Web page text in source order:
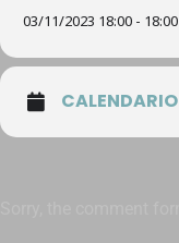
03/11/2023 18:00 - 18:00
CALENDARIO